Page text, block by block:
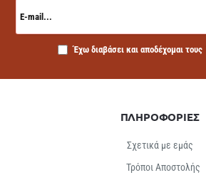
mail...
Έχω διαβάσει και αποδέχομαι τους
ΠΛΗΡΟΦΟΡΙΕΣ
Σχετικά με εμάς
Τρόποι Αποστολής